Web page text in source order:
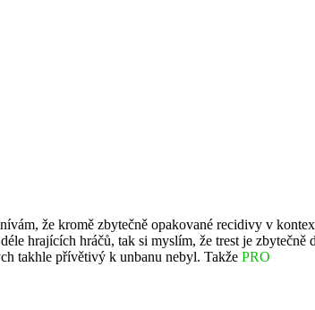
že kromě zbytečně opakované recidivy v
hrajících hráčů, tak si myslím, že trest je
takhle přívětivý k unbanu nebyl. Takže PRO